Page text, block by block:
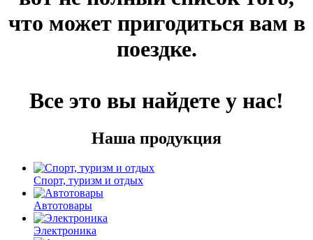
что может пригодиться вам в
поездке.
Все это вы найдете у нас!
Наша продукция
Спорт, туризм и отдых
Автотовары
Электроника